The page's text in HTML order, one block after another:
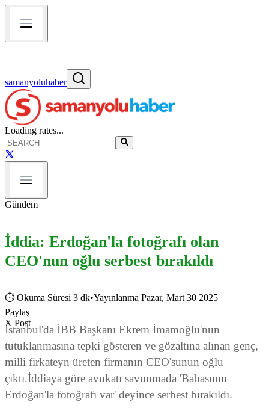
samanyoluhaber
Loading rates...
Gündem
İddia: Erdoğan'la fotoğrafı olan
CEO'nun oğlu serbest bırakıldı
⏱ Okuma Süresi 3 dk•Yayınlanma Pazar, Mart 30 2025
Paylaş
X Post
İstanbul'da İBB Başkanı Ekrem İmamoğlu'nun
tutuklanmasına tepki gösteren ve gözaltına alınan genç,
milli firkateyn üreten firmanın CEO'sunun oğlu
çıktı.İddiaya göre avukatı savunmada 'Babasının
Erdoğan'la fotoğrafı var' deyince serbest bırakıldı.